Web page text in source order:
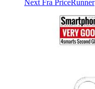
Next Fra PriceRunner